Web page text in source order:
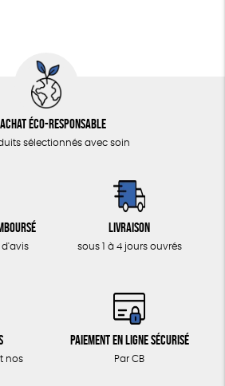
éco-responsable
sélectionnés avec soin
d'avis
Livraison
sous 1 à 4 jours ouvrés
nos
Paiement en ligne sécurisé
Par CB